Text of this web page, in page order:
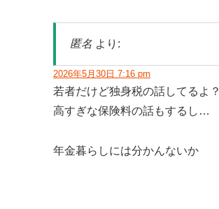
匿名 より:
2026年5月30日 7:16 pm
若者だけど独身税の話してるよ？
高すぎな保険料の話もするし…
年金暮らしには分かんないか